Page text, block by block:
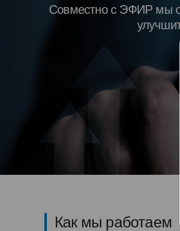
Совместно с ЭФИР мы
Как мы работаем